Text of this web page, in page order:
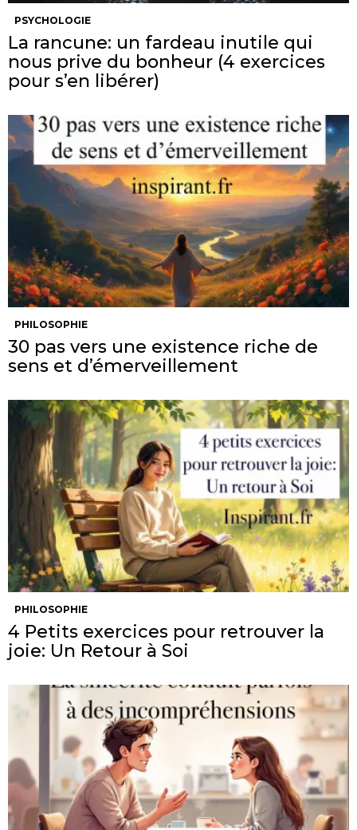
PSYCHOLOGIE
La rancune: un fardeau inutile qui
nous prive du bonheur (4 exercices
pour s’en libérer)
PHILOSOPHIE
30 pas vers une existence riche de
sens et d’émerveillement
PHILOSOPHIE
4 Petits exercices pour retrouver la
joie: Un Retour à Soi